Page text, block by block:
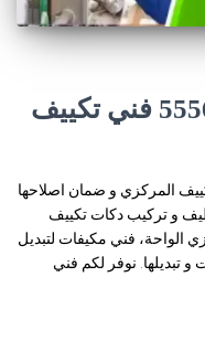
فني تكييف الواحة 55560390 فني تكييف
المركزي و ضمان اصلاحها
و تركيب دكات تكييف
الواحة، فني مكيفات لتبديل
و تبديلها. نوفر لكم فني